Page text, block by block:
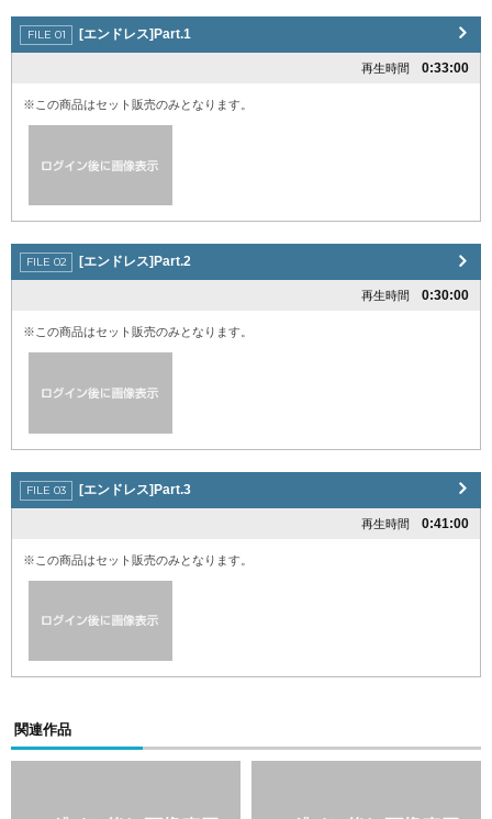
[エンドレス]Part.1
再生時間 0:33:00
※この商品はセット販売のみとなります。
[エンドレス]Part.2
再生時間 0:30:00
※この商品はセット販売のみとなります。
[エンドレス]Part.3
再生時間 0:41:00
※この商品はセット販売のみとなります。
関連作品